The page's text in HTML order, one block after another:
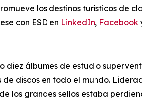
los destinos turísticos de
con ESD en LinkedIn, Facebook
álbumes de estudio
discos en todo el mundo.
los grandes sellos estaba